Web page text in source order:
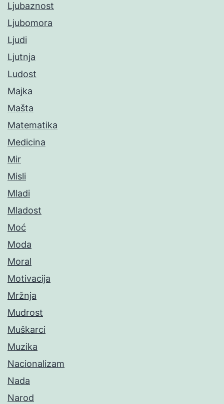
Ljubaznost
Ljubomora
Ljudi
Ljutnja
Ludost
Majka
Mašta
Matematika
Medicina
Mir
Misli
Mladi
Mladost
Moć
Moda
Moral
Motivacija
Mržnja
Mudrost
Muškarci
Muzika
Nacionalizam
Nada
Narod